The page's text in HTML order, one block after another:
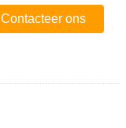
Contacteer ons